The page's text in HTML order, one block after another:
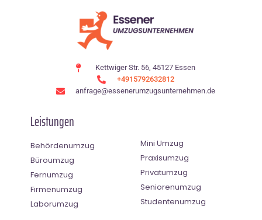
Kettwiger Str. 56, 45127 Essen
+4915792632812
anfrage@essenerumzugsunternehmen.de
Leistungen
Behördenumzug
Büroumzug
Fernumzug
Firmenumzug
Laborumzug
Mini Umzug
Praxisumzug
Privatumzug
Seniorenumzug
Studentenumzug